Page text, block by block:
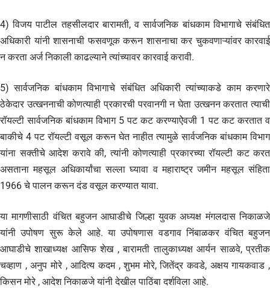
4) विजय पाटील तहसीलदार बारामती, व सार्वजनिक बांधकाम विभागाचे संबंधित
अधिकारी यांनी शासनाची फसवणूक करून शासनाचा कर चुकवणाऱ्यांवर कारवाई
न करता अर्ज निकाली काढल्याने त्यांच्यावर कारवाई करावी.
5) सार्वजनिक बांधकाम विभागाचे संबंधित अधिकारी त्यांच्याकडे काम करणारे
ठेकेदार उत्खननाची कोणत्याही प्रकारची परवानगी न घेता उत्खनन करतात त्याची
रॉयल्टी सार्वजनिक बांधकाम विभाग 5 पट कट करण्याऐवजी 1 पट कट करतात व
बाकीचे 4 पट रॉयल्टी वसूल करून घेत नाहीत त्यामुळे सार्वजनिक बांधकाम विभाग
यांना सक्तीचे आदेश करावे की, त्यांनी कोणत्याही प्रकारच्या रॉयल्टी कट करत
असताना महसूल अधिकार्यांचा सल्ला घ्यावा व महाराष्ट्र जमीन महसूल संहिता
1966 चे पालन करून दंड वसूल करण्यात यावा.
या मागणीसाठी वंचित बहुजन आघाडीचे जिल्हा युवक अध्यक्ष मंगलदास निकाळजे
यांनी उपोषण सुरू केले आहे. या उपोषणास वडगाव निंबाळकर वंचित बहुजन
आघाडीचे शाखाध्यक्ष आसिफ शेख , बारामती तालुकाध्यक्ष आर्यन साळवे, प्रतीक
चव्हाण , अनुप मोरे , आदित्य कदम , शुभम मोरे, जितेंद्र कवडे, अक्षय गायकवाड ,
किसन मोरे , आदेश निकाळजे यांनी देखील पाठिंबा दर्शविला आहे.